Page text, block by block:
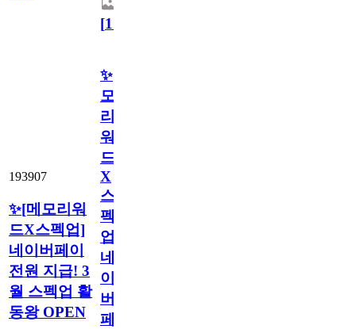
[11
193907
✨[메모리워
드X스펙업]
네이버페이
전원 지급! 3
월 스펙업 활
동왕 OPEN
✨[메
모
리
워
드
X
스
펙
업]
네
이
버
페